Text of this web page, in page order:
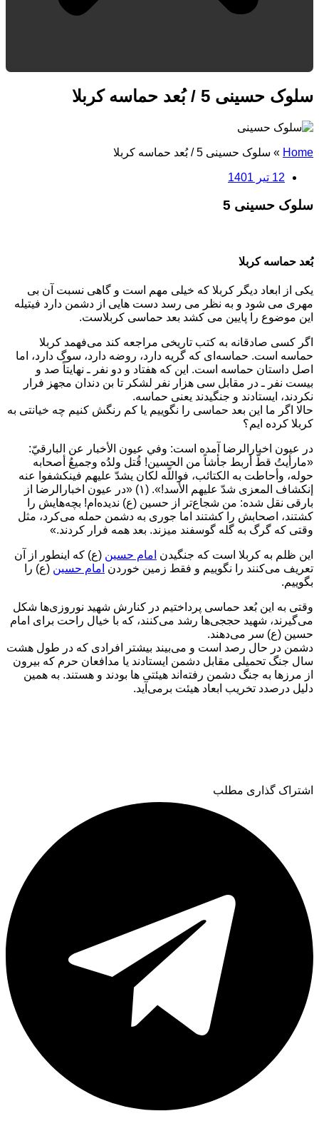
سلوک حسینی 5 / بُعد حماسه کربلا
Home
» سلوک حسینی 5 / بُعد حماسه کربلا
12 تیر 1401
سلوک حسینی 5
بُعد حماسه کربلا
یکی از ابعاد دیگر کربلا که خیلی مهم است و گاهی نسبت آن بی
مهری می شود و به نظر می رسد دست هایی از دشمن دارد فیتیله
این موضوع را پایین می کشد بعد حماسی کربلاست.
اگر کسی صادقانه به کتب تاریخی مراجعه کند می‌فهمد کربلا
حماسه است. حماسه‌ای که گریه دارد، روضه دارد، سوگ دارد، اما
اصل داستان حماسه است. این که هفتاد و دو نفر ـ نهایتاً صد و
بیست نفر ـ در مقابل سی هزار نفر لشکر تا بن دندان مجهز فرار
نکردند، ایستادند و جنگیدند یعنی حماسه.
حالا اگر ما این بعد حماسی را نگوییم یا کم رنگش کنیم چه خیانتی به
کربلا کرده ایم؟
در عیون اخبارالرضا آمده است: وفي عيون الأخبار عن البارقيّ:
«مارأيتُ قطّ أربط جأشاً من الحسين! قُتل ولدُه وجميعُ أصحابه
حوله، وأحاطت به الكتائب، فواللّه لكان يشدّ عليهم فينكشفوا عنه
إنكشاف المعزى شدّ عليهم الأسد!». (۱) «در عیون اخبارالرضا از
بارقی نقل شده: من شجاع‌تر از حسین (ع) ندیده‌ام! بچه‌هایش را
کشتند، اصحابش را کشتند اما جوری به دشمن حمله می‌کرد، مثل
وقتی که گرگ به گله گوسفند میزند. بعد همه فرار کردند.»
این ظلم به کربلا است که جنگیدن امام حسین (ع) که اینطور از آن
تعریف می‌کنند را نگوییم و فقط زمین خوردن امام حسین (ع) را
بگوییم.
وقتی به این بُعد حماسی پرداختیم در کنارش شهید نوروزی‌ها شکل
می‌گیرند، شهید حججی‌ها رشد می‌کنند، که با خیال راحت برای امام
حسین (ع) سر می‌دهند.
دشمن در حال رصد است و می‌بیند بیشتر افرادی که در طول هشت
سال جنگ تحمیلی مقابل دشمن ایستادند یا مدافعان حرم که بیرون
از مرزها به جنگ دشمن رفته‌اند هیئتی ها بودند و هستند. به همین
دلیل درصدد تخریب ابعاد هیئت برمی‌آید‌.
اشتراک گذاری مطلب